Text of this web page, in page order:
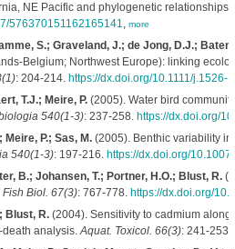
NE Pacific and phylogenetic relationships
576370151162165141, more
S.; Graveland, J.; de Jong, D.J.; Baten,
Belgium; Northwest Europe): linking
: 204-214. https://dx.doi.org/10.1111/j.1526-
T.J.; Meire, P.(2005). Water bird
540(1-3): 237-258. https://dx.doi.org/
P.; Sas, M.(2005). Benthic variability in
540(1-3): 197-216. https://dx.doi.org/
B.; Johansen, T.; Portner, H.O.; Blust, R.
Fish Biol. 67(3): 767-778. https://dx.doi.org/
Blust, R.(2004). Sensitivity to cadmium
death analysis.Aquat. Toxicol. 66(3): 241-253.